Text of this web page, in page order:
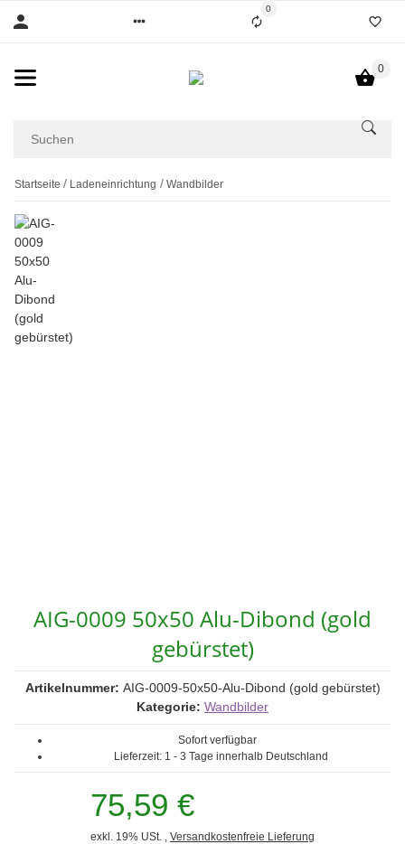
0
0
Startseite Ladeneinrichtung Wandbilder
AIG-0009 50x50 Alu-Dibond (gold
gebürstet)
Artikelnummer: AIG-0009-50x50-Alu-Dibond (gold gebürstet)
Kategorie: Wandbilder
Sofort verfügbar
Lieferzeit: 1 - 3 Tage innerhalb Deutschland
75,59 €
exkl. 19% USt. , Versandkostenfreie Lieferung